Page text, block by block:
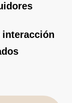
interacción